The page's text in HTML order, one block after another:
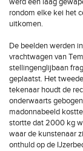
rondom elke kei het
uitkomen.
De beelden werden
vrachtwagen van
stellingenglijbaan
geplaatst. Het
tekenaar houdt de
onderwaarts
madonnabeeld
stortte dat 2000 kg
waar de kunstenaar
onthuld op de